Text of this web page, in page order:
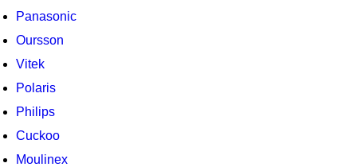
Panasonic
Oursson
Vitek
Polaris
Philips
Cuckoo
Moulinex